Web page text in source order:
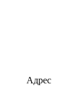
Адрес